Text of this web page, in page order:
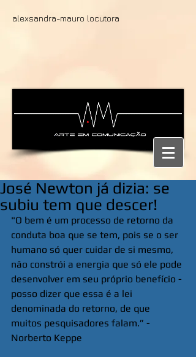
alexsandra-mauro locutora
José Newton já dizia: se
subiu tem que descer!
"O bem é um processo de retorno da
conduta boa que se tem, pois se o ser
humano só quer cuidar de si mesmo,
não constrói a energia que só ele pode
desenvolver em seu próprio benefício -
posso dizer que essa é a lei
denominada do retorno, de que
muitos pesquisadores falam.” -
Norberto Keppe